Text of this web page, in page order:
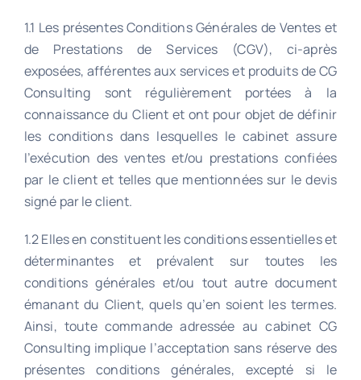
1.1 Les présentes Conditions Générales de Ventes et
de Prestations de Services (CGV), ci-après
exposées, afférentes aux services et produits de CG
Consulting sont régulièrement portées à la
connaissance du Client et ont pour objet de définir
les conditions dans lesquelles le cabinet assure
l’exécution des ventes et/ou prestations confiées
par le client et telles que mentionnées sur le devis
signé par le client.
1.2 Elles en constituent les conditions essentielles et
déterminantes et prévalent sur toutes les
conditions générales et/ou tout autre document
émanant du Client, quels qu’en soient les termes.
Ainsi, toute commande adressée au cabinet CG
Consulting implique l’acceptation sans réserve des
présentes conditions générales, excepté si le